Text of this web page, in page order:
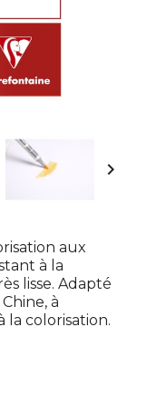

aux
à la
lisse. Adapté
à
la colorisation.